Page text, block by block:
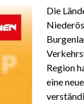
Die
Region
eine